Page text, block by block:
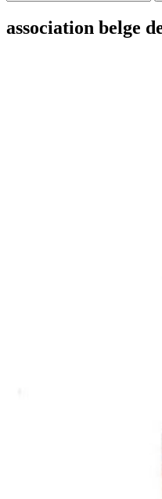
association belge